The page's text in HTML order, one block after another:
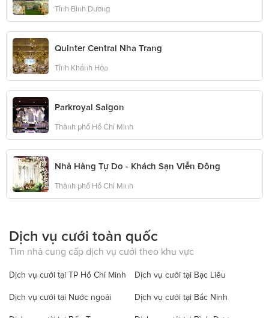
Tỉnh Bình Dương
Quinter Central Nha Trang
Tỉnh Khánh Hòa
Parkroyal Saigon
Thành phố Hồ Chí Minh
Nhà Hàng Tự Do - Khách Sạn Viễn Đông
Thành phố Hồ Chí Minh
Dịch vụ cưới toàn quốc
Tìm nhà cung cấp dịch vụ cưới theo khu vực
Dịch vụ cưới tại TP Hồ Chí Minh Dịch vụ cưới tại Bạc Liêu
Dịch vụ cưới tại Nước ngoài Dịch vụ cưới tại Bắc Ninh